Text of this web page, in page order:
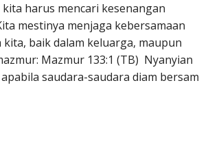
harus mencari kesenangan
mestinya menjaga kebersamaan
baik dalam keluarga, maupun
Mazmur 133:1 (TB) Nyanyian
saudara-saudara diam